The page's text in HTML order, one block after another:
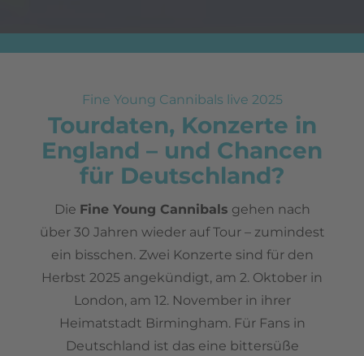
Fine Young Cannibals live 2025
Tourdaten, Konzerte in
England – und Chancen
für Deutschland?
Die Fine Young Cannibals gehen nach
über 30 Jahren wieder auf Tour – zumindest
ein bisschen. Zwei Konzerte sind für den
Herbst 2025 angekündigt, am 2. Oktober in
London, am 12. November in ihrer
Heimatstadt Birmingham. Für Fans in
Deutschland ist das eine bittersüße